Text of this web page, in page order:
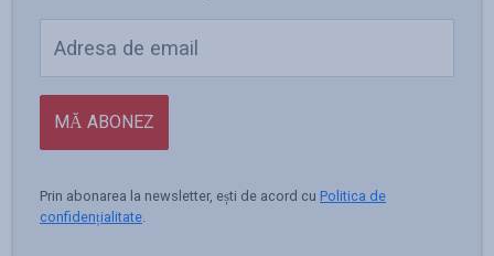
MĂ ABONEZ
Prin abonarea la newsletter, ești de acord cu Politica de
confidențialitate